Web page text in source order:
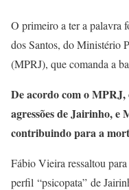
O primeiro a ter a palavra
dos Santos, do Ministério
(MPRJ), que comanda a
De acordo com o
agressões de Jairinho, e
contribuindo para a
Fábio Vieira ressaltou
perfil “psicopata” de